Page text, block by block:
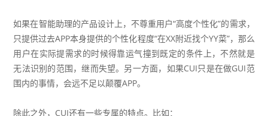
如果在智能助理的产品设计上，不尊重用户“高度个性化”的需求，
只提供过去APP本身提供的个性化程度“在XX附近找个YY菜”，那么
用户在实际提需求的时候得靠运气撞到既定的条件上，不然就是
无法识别的范围，继而失望。另一方面，如果CUI只是在做GUI范
围内的事情，会远不足以颠覆APP。
除此之外，CUI还有一些专属的特点。比如：